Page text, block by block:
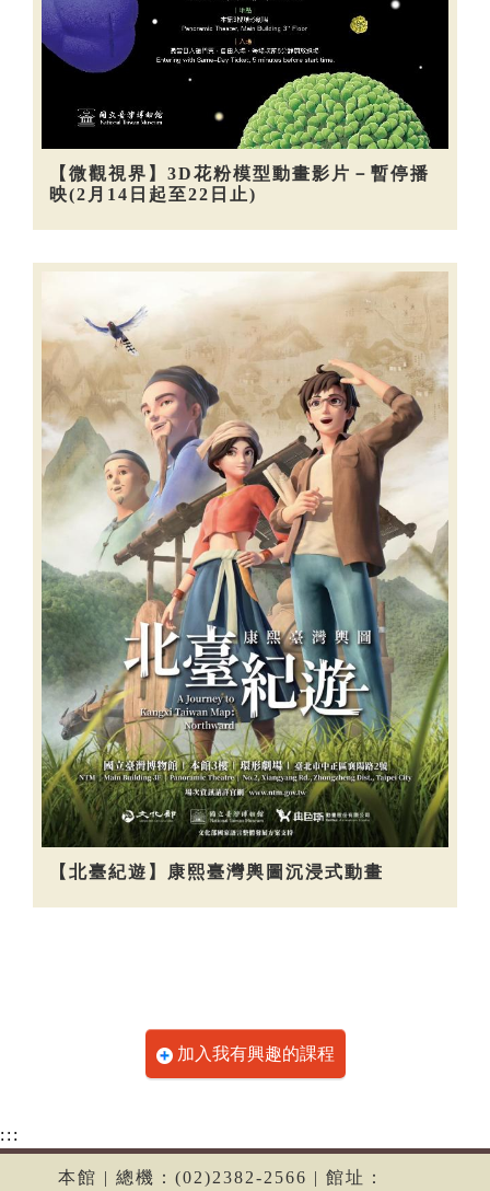
【微觀視界】3D花粉模型動畫影片－暫停播
映(2月14日起至22日止)
【北臺紀遊】康熙臺灣輿圖沉浸式動畫
加入我有興趣的課程
:::
本館 | 總機：(02)2382-2566 | 館址：